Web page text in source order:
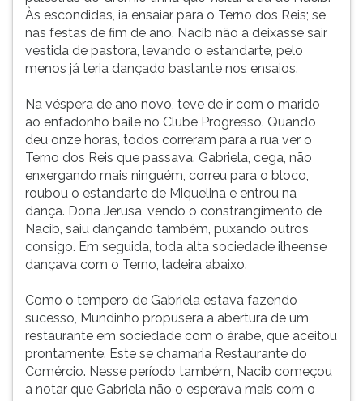
Às escondidas, ia ensaiar para o Terno dos Reis; se,
nas festas de fim de ano, Nacib não a deixasse sair
vestida de pastora, levando o estandarte, pelo
menos já teria dançado bastante nos ensaios.
Na véspera de ano novo, teve de ir com o marido
ao enfadonho baile no Clube Progresso. Quando
deu onze horas, todos correram para a rua ver o
Terno dos Reis que passava. Gabriela, cega, não
enxergando mais ninguém, correu para o bloco,
roubou o estandarte de Miquelina e entrou na
dança. Dona Jerusa, vendo o constrangimento de
Nacib, saiu dançando também, puxando outros
consigo. Em seguida, toda alta sociedade ilheense
dançava com o Terno, ladeira abaixo.
Como o tempero de Gabriela estava fazendo
sucesso, Mundinho propusera a abertura de um
restaurante em sociedade com o árabe, que aceitou
prontamente. Este se chamaria Restaurante do
Comércio. Nesse período também, Nacib começou
a notar que Gabriela não o esperava mais com o